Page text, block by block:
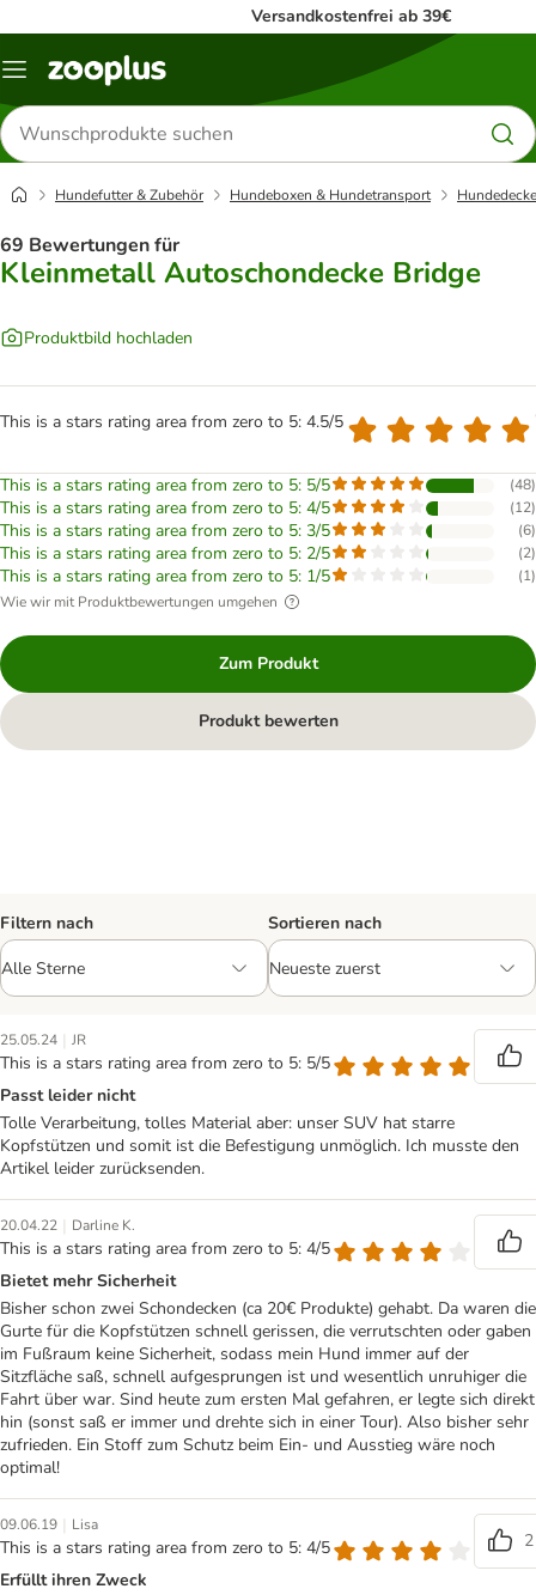
Versandkostenfrei ab 39€
Menü
Produkte
suchen
Hundefutter & Zubehör Hundeboxen & Hundetransport
69 Bewertungen für
Kleinmetall Autoschondecke Bridge
Produktbild hochladen
This is a stars rating area from zero to 5: 4.5/5
This is a stars rating area from zero to 5: 5/5 (48)
This is a stars rating area from zero to 5: 4/5 (12)
This is a stars rating area from zero to 5: 3/5 (6)
This is a stars rating area from zero to 5: 2/5 (2)
This is a stars rating area from zero to 5: 1/5 (1)
Wie wir mit Produktbewertungen umgehen
Zum Produkt
Produkt bewerten
Filtern nach Sortieren nach
25.05.24 | JR
This is a stars rating area from zero to 5: 5/5
Passt leider nicht
Tolle Verarbeitung, tolles Material aber: unser SUV hat starre
Kopfstützen und somit ist die Befestigung unmöglich. Ich musste den
Artikel leider zurücksenden.
20.04.22 | Darline K.
This is a stars rating area from zero to 5: 4/5
Bietet mehr Sicherheit
Bisher schon zwei Schondecken (ca 20€ Produkte) gehabt. Da waren die
Gurte für die Kopfstützen schnell gerissen, die verrutschten oder gaben
im Fußraum keine Sicherheit, sodass mein Hund immer auf der
Sitzfläche saß, schnell aufgesprungen ist und wesentlich unruhiger die
Fahrt über war. Sind heute zum ersten Mal gefahren, er legte sich direkt
hin (sonst saß er immer und drehte sich in einer Tour). Also bisher sehr
zufrieden. Ein Stoff zum Schutz beim Ein- und Ausstieg wäre noch
optimal!
09.06.19 | Lisa
This is a stars rating area from zero to 5: 4/5
2
Erfüllt ihren Zweck